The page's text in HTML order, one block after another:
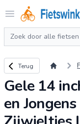
Open menu
Logo
Zoeken
Terug naar
Terug
Gele 14
en